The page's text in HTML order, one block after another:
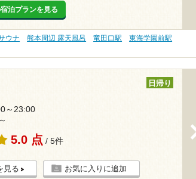
泊プランを見る
ウナ 熊本周辺 露天風呂 竜田口駅
東海学園前駅
日帰り
～23:00
5.0 点 / 5件
見る お気に入りに追加